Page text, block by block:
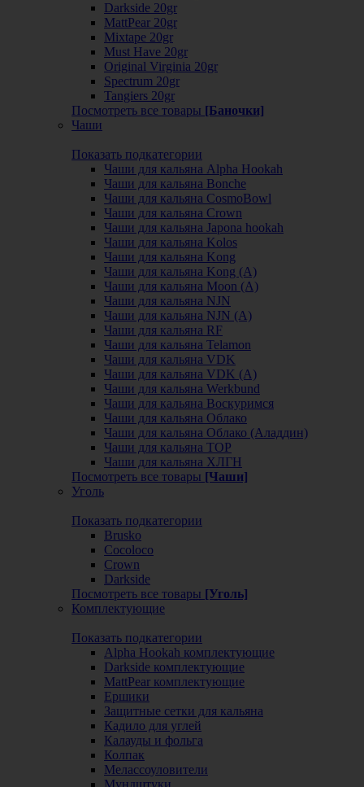
Darkside 20gr
MattPear 20gr
Mixtape 20gr
Must Have 20gr
Original Virginia 20gr
Spectrum 20gr
Tangiers 20gr
Посмотреть все товары [Баночки]
Чаши
Показать подкатегории
Чаши для кальяна Alpha Hookah
Чаши для кальяна Bonche
Чаши для кальяна CosmoBowl
Чаши для кальяна Crown
Чаши для кальяна Japona hookah
Чаши для кальяна Kolos
Чаши для кальяна Kong
Чаши для кальяна Kong (A)
Чаши для кальяна Moon (А)
Чаши для кальяна NJN
Чаши для кальяна NJN (А)
Чаши для кальяна RF
Чаши для кальяна Telamon
Чаши для кальяна VDK
Чаши для кальяна VDK (А)
Чаши для кальяна Werkbund
Чаши для кальяна Воскуримся
Чаши для кальяна Облако
Чаши для кальяна Облако (Аладдин)
Чаши для кальяна ТОР
Чаши для кальяна ХЛГН
Посмотреть все товары [Чаши]
Уголь
Показать подкатегории
Brusko
Cocoloco
Crown
Darkside
Посмотреть все товары [Уголь]
Комплектующие
Показать подкатегории
Alpha Hookah комплектующие
Darkside комплектующие
MattPear комплектующие
Ершики
Защитные сетки для кальяна
Кадило для углей
Калауды и фольга
Колпак
Мелассоуловители
Мундштуки